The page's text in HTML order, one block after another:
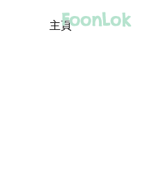
FoonLok
主頁